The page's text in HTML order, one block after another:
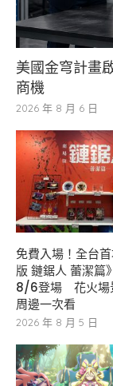
美國金穹計畫
商機
2026 年 8 月 6 日
免費入場！全台
版 鏈鋸人 蕾潔篇
8/6登場 花火場
周邊一次看
2026 年 8 月 5 日